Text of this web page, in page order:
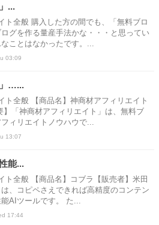
...
ト全般 購入した方の間でも、「無料ブロ
グを作る量産手法かな・・・と思ってい
ことはなかったです。...
03:09
」…...
ト全般 【商品名】神商材アフィリエイト
】「神商材アフィリエイト」は、無料ブ
ィリエイトノウハウで...
13:07
能...
ト全般 【商品名】コブラ【販売者】米田
、コピペさえできれば高精度のコンテン
AIツールです。 た...
17:44